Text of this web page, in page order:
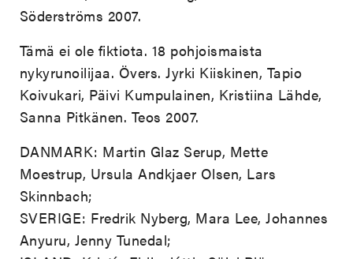
Söderströms 2007.
Tämä ei ole fiktiota. 18 pohjoismaista
nykyrunoilijaa. Övers. Jyrki Kiiskinen, Tapio
Koivukari, Päivi Kumpulainen, Kristiina Lähde,
Sanna Pitkänen. Teos 2007.
DANMARK: Martin Glaz Serup, Mette
Moestrup, Ursula Andkjaer Olsen, Lars
Skinnbach;
SVERIGE: Fredrik Nyberg, Mara Lee, Johannes
Anyuru, Jenny Tunedal;